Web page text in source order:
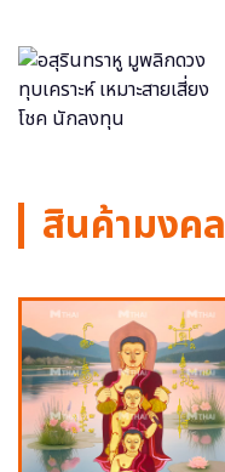
สินค้ามงคล